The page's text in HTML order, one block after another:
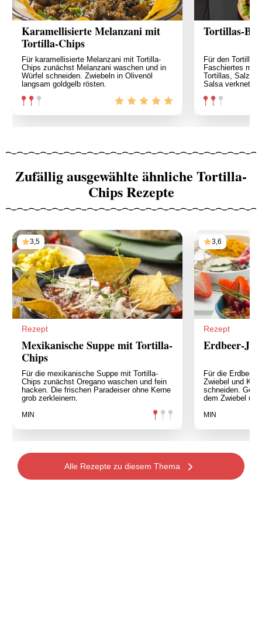
Karamellisierte Melanzani mit
Tortilla-Chips
Für karamellisierte Melanzani mit Tortilla-
Chips zunächst Melanzani waschen und in
Würfel schneiden. Zwiebeln in Olivenöl
langsam goldgelb rösten.
Tortillas-
Für den
Faschiertes mit
Tortillas, Salz,
Salsa
Zufällig ausgewählte ähnliche Tortilla-
Chips Rezepte
3,5
Rezept
Mexikanische Suppe mit Tortilla-
Chips
Für die mexikanische Suppe mit Tortilla-
Chips zunächst Oregano waschen und fein
hacken. Die frischen Paradeiser ohne Kerne
grob zerkleinern.
MIN
3,6
Rezept
Erdbeer-
Für die Erdbeer-
Zwiebel und
schneiden.
dem Zwiebel
MIN
Alle Rezepte zu diesem Thema